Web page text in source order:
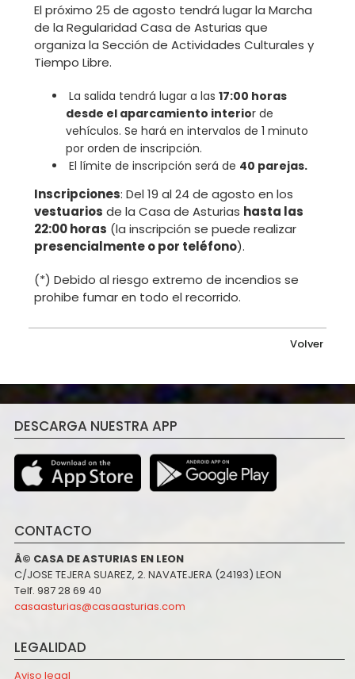
El próximo 25 de agosto tendrá lugar la Marcha
de la Regularidad Casa de Asturias que
organiza la Sección de Actividades Culturales y
Tiempo Libre.
La salida tendrá lugar a las17:00 horas
desde el aparcamiento interior de
vehículos. Se hará en intervalos de 1 minuto
por orden de inscripción.
El límite de inscripción será de 40 parejas.
Inscripciones: Del 19 al 24 de agosto en los
vestuarios de la Casa de Asturias hasta las
22:00 horas (la inscripción se puede realizar
presencialmente o por teléfono).
(*) Debido al riesgo extremo de incendios se
prohibe fumar en todo el recorrido.
Volver
DESCARGA NUESTRA APP
CONTACTO
Â© CASA DE ASTURIAS EN LEON
C/JOSE TEJERA SUAREZ, 2. NAVATEJERA (24193) LEON
Telf. 987 28 69 40
casaasturias@casaasturias.com
LEGALIDAD
Aviso legal